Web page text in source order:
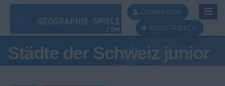
CONNEXION
REGISTRIEREN
Städte der Schweiz junior